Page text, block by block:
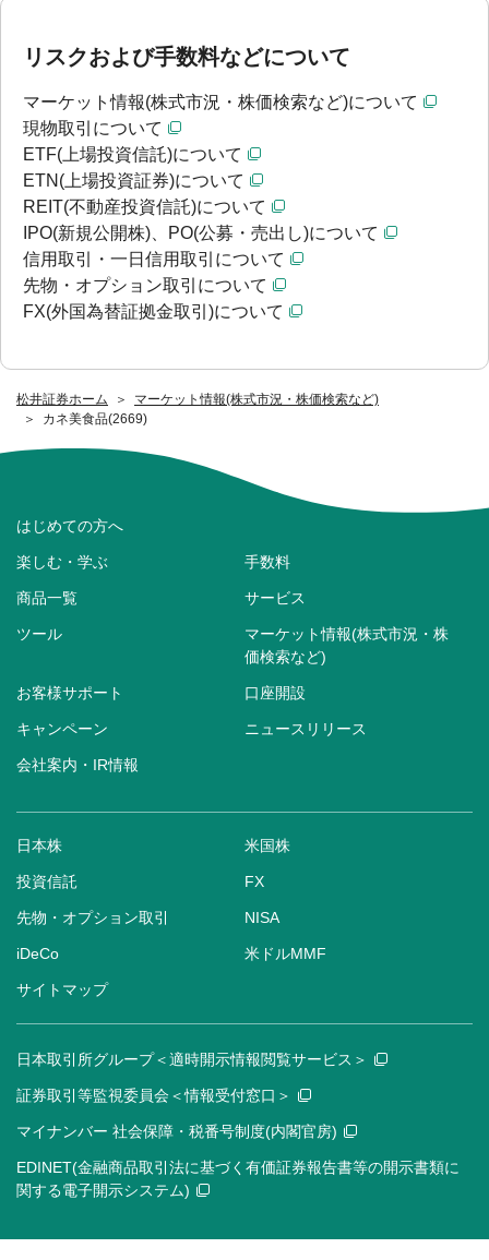
松井証券ホーム
マーケット情報(株式市況・株価検索など)
カネ美食品(2669)
リスクおよび手数料などについて
マーケット情報(株式市況・株価検索など)について
現物取引について
ETF(上場投資信託)について
ETN(上場投資証券)について
REIT(不動産投資信託)について
IPO(新規公開株)、PO(公募・売出し)について
信用取引・一日信用取引について
先物・オプション取引について
FX(外国為替証拠金取引)について
はじめての方へ
楽しむ・学ぶ 手数料
商品一覧 サービス
ツール
マーケット情報(株式市況・株
価検索など)
お客様サポート 口座開設
キャンペーン ニュースリリース
会社案内・IR情報
日本株 米国株
投資信託 FX
先物・オプション取引 NISA
iDeCo 米ドルMMF
サイトマップ
日本取引所グループ＜適時開示情報閲覧サービス＞
証券取引等監視委員会＜情報受付窓口＞
マイナンバー 社会保障・税番号制度(内閣官房)
EDINET(金融商品取引法に基づく有価証券報告書等の開示書類に
関する電子開示システム)